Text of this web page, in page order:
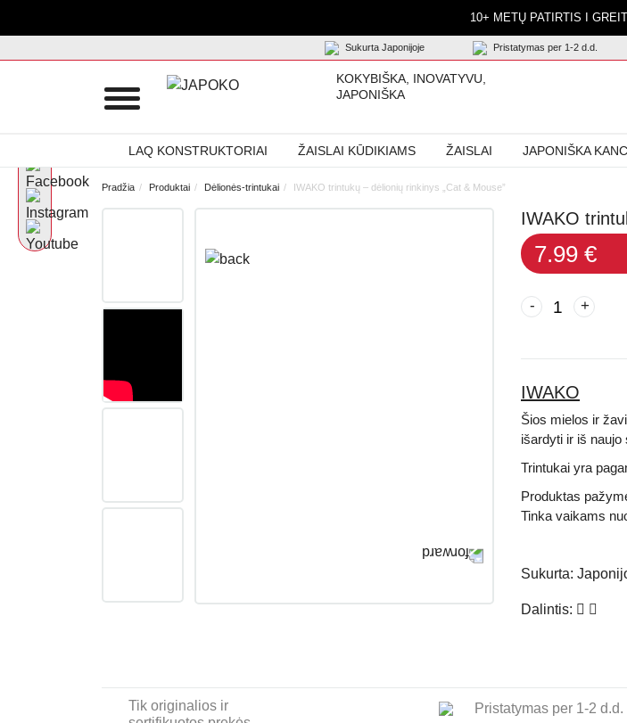
10+ METŲ PATIRTIS I
Sukurta Japonijoje Pristatymas per 1-2 d.d.
KOKYBIŠKA, INOVATYVU,
JAPONIŠKA
LAQ KONSTRUKTORIAI ŽAISLAI KŪDIKIAMS ŽAISLAI JAPONIŠKA
Pradžia Produktai Dėlionės-trintukai IWAKO trintukų – dėlionių rinkinys „Cat & Mouse”
IWAKO
7.99 €
- +
IWAKO
Šios mielos ir
išardyti ir iš naujo
Trintukai yra
Produktas
Tinka vaikams
Sukurta:
Dalintis:
Tik originalios ir
Pristatymas per 1-2 d.d.